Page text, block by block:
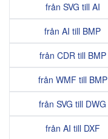
från SVG till AI
från AI till BMP
från CDR till BMP
från WMF till BMP
från SVG till DWG
från AI till DXF